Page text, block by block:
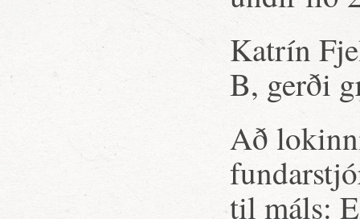
Katrín
B, gerði
Að
til máls: